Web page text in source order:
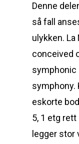
Denne
så fall
ulykken.
conceived
symphonic
symphony.
eskorte
5, 1 etg
legger stor